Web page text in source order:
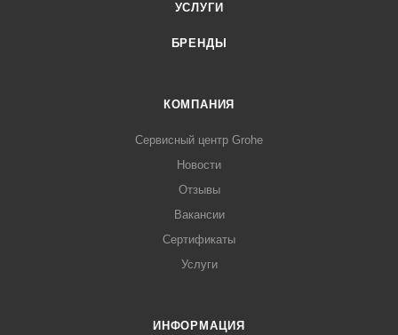
УСЛУГИ
БРЕНДЫ
КОМПАНИЯ
Сервисный центр Grohe
Новости
Отзывы
Вакансии
Сертификаты
Услуги
ИНФОРМАЦИЯ